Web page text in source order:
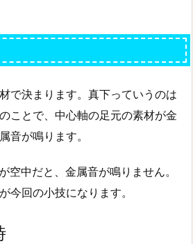
で決まります。真下っていうのは
ことで、中心軸の足元の素材が金
音が鳴ります。
空中だと、金属音が鳴りません。
今回の小技になります。